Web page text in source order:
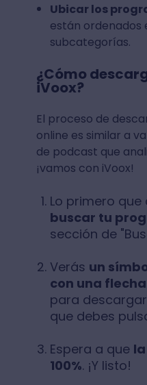
Ubicar los
están ordenados
subcategorías.
¿Cómo
iVoox?
El proceso de
online es similar a
de podcast que
¡vamos con iVoox!
Lo primero
buscar tu
sección de
Verás un
con una flecha
para
que debes
Espera a que
100%. ¡Y listo!